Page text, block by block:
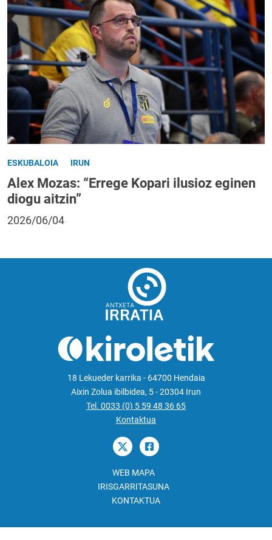
ESKUBALOIA IRUN
Alex Mozas: “Errege Kopari ilusioz eginen
diogu aitzin”
2026/06/04
18 Lekueder karrika - 64700 Hendaia
Aixin Zolua ibilbidea, 5 - 20304 Irun
Tel. 0033 (0) 5 59 48 36 65
Kontaktua
WEB MAPA
IRISGARRITASUNA
KONTAKTUA